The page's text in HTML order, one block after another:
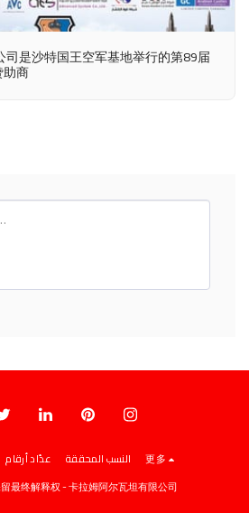
司是沙特国王空军基地举行的第89届
商
عدّاد أرقام النسب المحققة
更多
最终解释权 -卡拉姆阿尔瓦坦有限公司